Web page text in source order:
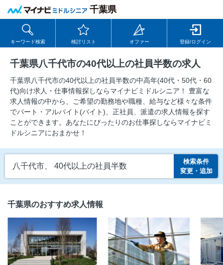
千葉県
キーワード検索 検討リスト オファー 登録/ログイン
千葉県八千代市の40代以上の社員半数の求人
千葉県八千代市の40代以上の社員半数の中⾼年(40代・50代・60
代)向け求⼈・仕事情報探しならマイナビミドルシニア！ 豊富な
求人情報の中から、ご希望の勤務地や職種、給与など様々な条件
でパート・アルバイト(バイト)、正社員、派遣の求人情報を探す
ことができます。あなたにぴったりのお仕事探しならマイナビミ
ドルシニアにおまかせ！
八千代市、 40代以上の社員半数
検索条件
変更・追加
千葉県のおすすめ求人情報